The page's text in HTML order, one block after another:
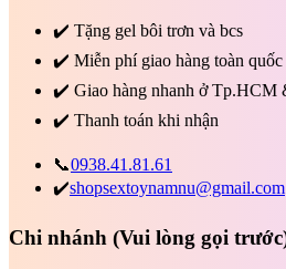
✔️ Tặng gel bôi trơn và bcs
✔️ Miễn phí giao hàng toàn quốc
✔️ Giao hàng nhanh ở Tp.HCM
✔️ Thanh toán khi nhận
📞0938.41.81.61
✔️shopsextoynamnu@gmail.com
Chi nhánh (Vui lòng gọi